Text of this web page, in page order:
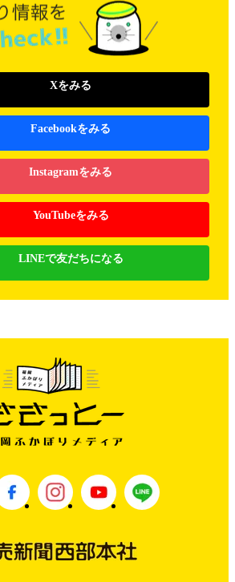
Xをみる
Facebookをみる
Instagramをみる
YouTubeをみる
LINEで友だちになる